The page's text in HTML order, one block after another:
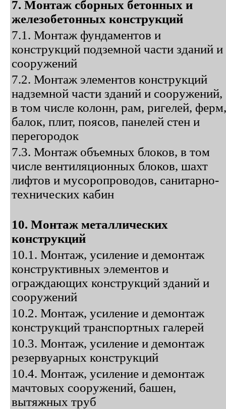
7. Монтаж сборных бетонных и
железобетонных конструкций
7.1. Монтаж фундаментов и
конструкций подземной части зданий и
сооружений
7.2. Монтаж элементов конструкций
надземной части зданий и сооружений,
в том числе колонн, рам, ригелей, ферм,
балок, плит, поясов, панелей стен и
перегородок
7.3. Монтаж объемных блоков, в том
числе вентиляционных блоков, шахт
лифтов и мусоропроводов, санитарно-
технических кабин
10. Монтаж металлических
конструкций
10.1. Монтаж, усиление и демонтаж
конструктивных элементов и
ограждающих конструкций зданий и
сооружений
10.2. Монтаж, усиление и демонтаж
конструкций транспортных галерей
10.3. Монтаж, усиление и демонтаж
резервуарных конструкций
10.4. Монтаж, усиление и демонтаж
мачтовых сооружений, башен,
вытяжных труб